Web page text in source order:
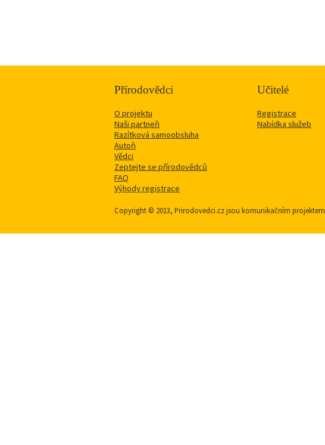
Přírodovědci
O projektu
Naši partneři
Razítková samoobsluha
Autoři
Vědci
Zeptejte se přírodovědců
FAQ
Výhody registrace
Učitelé
Registrace
Nabídka služeb
Copyright © 2013, Prirodovedci.cz jsou komunikačním projektem